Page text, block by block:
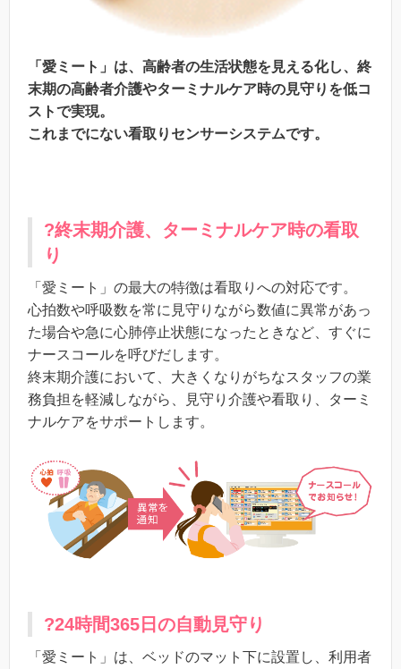
「愛ミート」は、高齢者の生活状態を見える化し、終
末期の高齢者介護やターミナルケア時の見守りを低コ
ストで実現。
これまでにない看取りセンサーシステムです。
?終末期介護、ターミナルケア時の看取
り
「愛ミート」の最大の特徴は看取りへの対応です。
心拍数や呼吸数を常に見守りながら数値に異常があっ
た場合や急に心肺停止状態になったときなど、すぐに
ナースコールを呼びだします。
終末期介護において、大きくなりがちなスタッフの業
務負担を軽減しながら、見守り介護や看取り、ターミ
ナルケアをサポートします。
?24時間365日の自動見守り
「愛ミート」は、ベッドのマット下に設置し、利用者